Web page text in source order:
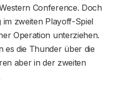
Conference. Doch
zweiten Playoff-Spiel
Operation unterziehen.
es die Thunder über die
aber in der zweiten